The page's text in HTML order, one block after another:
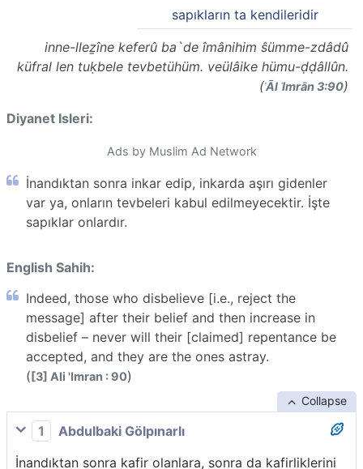
sapıkların ta kendileridir
inne-lleẕîne keferû ba`de îmânihim ŝümme-zdâdû
küfral len tuḳbele tevbetühüm. veülâike hümu-ḍḍâllûn.
(ʾĀl ʿImrān 3:90)
Diyanet Isleri:
Ads by Muslim Ad Network
İnandıktan sonra inkar edip, inkarda aşırı gidenler
var ya, onların tevbeleri kabul edilmeyecektir. İşte
sapıklar onlardır.
English Sahih:
Indeed, those who disbelieve [i.e., reject the
message] after their belief and then increase in
disbelief – never will their [claimed] repentance be
accepted, and they are the ones astray.
([3] Ali 'Imran : 90)
Collapse
1
Abdulbaki Gölpınarlı
İnandıktan sonra kafir olanlara, sonra da kafirliklerini